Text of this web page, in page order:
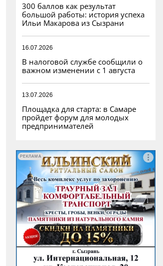
300 баллов как результат
большой работы: история успеха
Ильи Макарова из Сызрани
16.07.2026
В налоговой службе сообщили о
важном изменении с 1 августа
13.07.2026
Площадка для старта: в Самаре
пройдет форум для молодых
предпринимателей
РЕКЛАМА